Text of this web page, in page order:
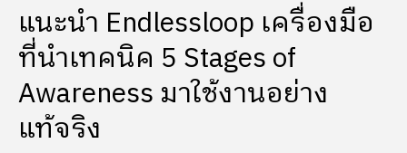
แนะนำ Endlessloop เครื่องมือ
ที่นำเทคนิค 5 Stages of
Awareness มาใช้งานอย่าง
แท้จริง